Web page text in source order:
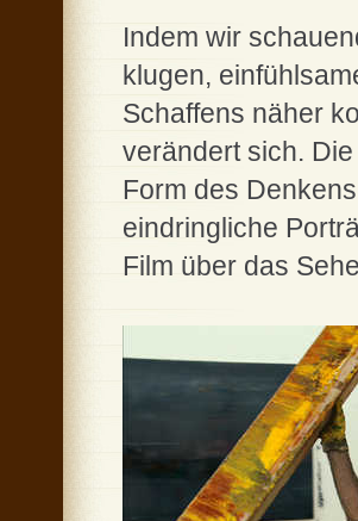
Indem wir
klugen,
Schaffens näher
verändert sich.
Form des
eindringliche
Film über das